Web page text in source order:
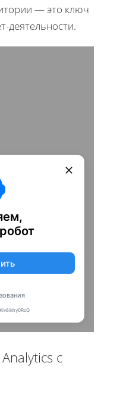
— это ключ
деятельности.
с